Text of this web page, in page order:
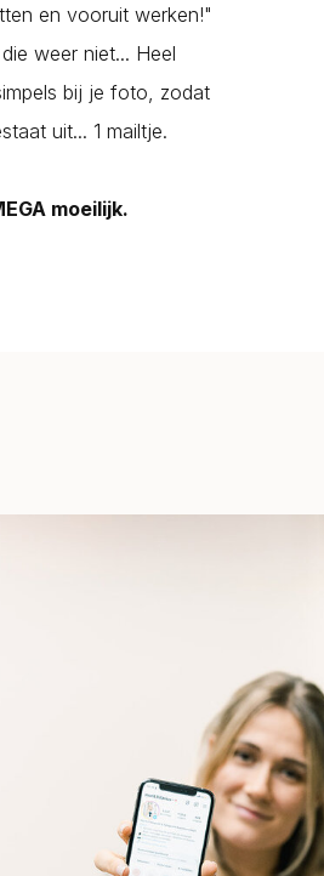
en vooruit werken!"
weer niet... Heel
bij je foto, zodat
uit... 1 mailtje.
moeilijk.